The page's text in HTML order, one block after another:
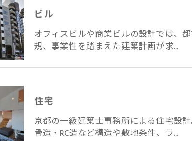
ビル
オフィスビルや商業ビルの設計では、
規、事業性を踏まえた建築計画が求…
住宅
京都の一級建築士事務所による住宅設
骨造・RC造など構造や敷地条件、ラ…